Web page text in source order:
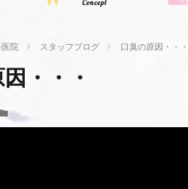
院 スタッフブログ 口臭の原因・・・
・・・